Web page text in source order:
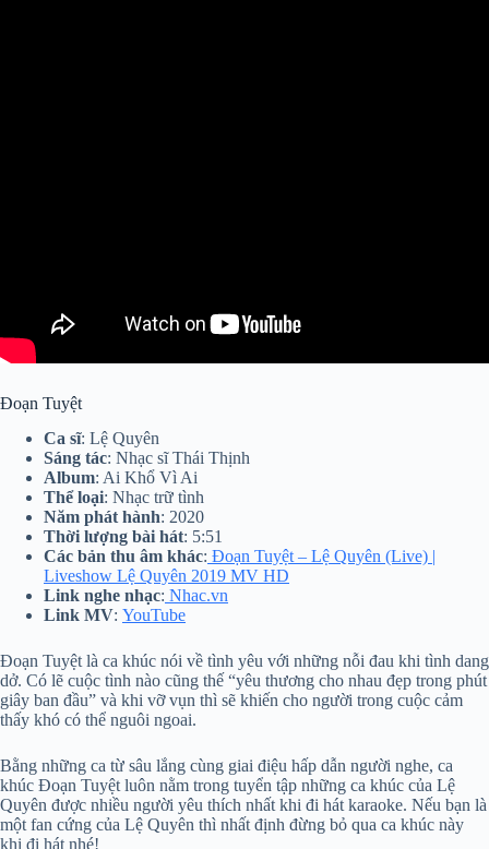
Đoạn Tuyệt
Ca sĩ: Lệ Quyên
Sáng tác: Nhạc sĩ Thái Thịnh
Album: Ai Khổ Vì Ai
Thể loại: Nhạc trữ tình
Năm phát hành: 2020
Thời lượng bài hát: 5:51
Các bản thu âm khác: Đoạn Tuyệt – Lệ Quyên (Live) |
Liveshow Lệ Quyên 2019 MV HD
Link nghe nhạc: Nhac.vn
Link MV: YouTube
Đoạn Tuyệt là ca khúc nói về tình yêu với những nỗi đau khi tình dang
dở. Có lẽ cuộc tình nào cũng thế “yêu thương cho nhau đẹp trong phút
giây ban đầu” và khi vỡ vụn thì sẽ khiến cho người trong cuộc cảm
thấy khó có thể nguôi ngoai.
Bằng những ca từ sâu lắng cùng giai điệu hấp dẫn người nghe, ca
khúc Đoạn Tuyệt luôn nằm trong tuyển tập những ca khúc của Lệ
Quyên được nhiều người yêu thích nhất khi đi hát karaoke. Nếu bạn là
một fan cứng của Lệ Quyên thì nhất định đừng bỏ qua ca khúc này
khi đi hát nhé!